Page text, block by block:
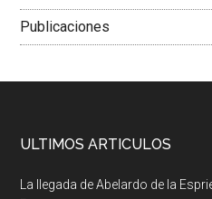
Publicaciones
ULTIMOS ARTICULOS
La llegada de Abelardo de la